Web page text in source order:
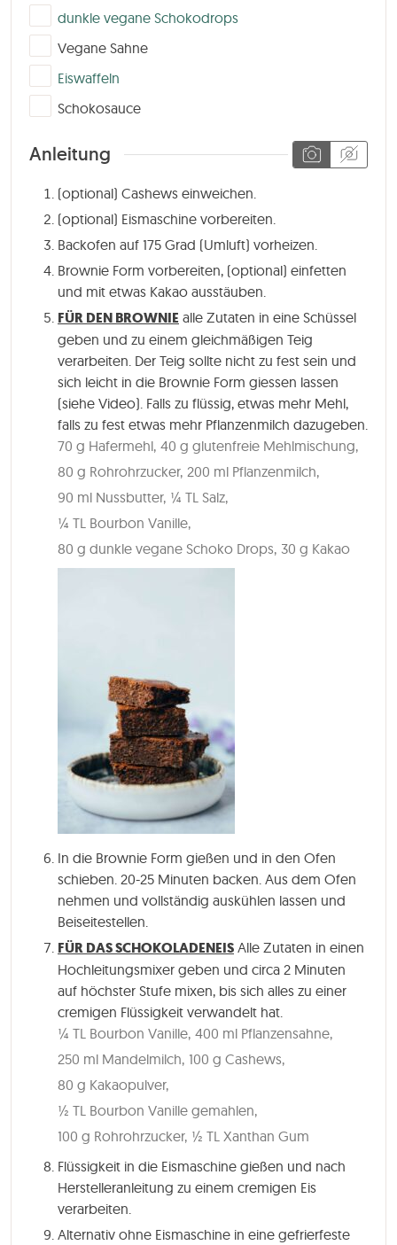
▢
dunkle vegane Schokodrops
▢
Vegane Sahne
▢
Eiswaffeln
▢
Schokosauce
Anleitung
(optional) Cashews einweichen.
(optional) Eismaschine vorbereiten.
Backofen auf 175 Grad (Umluft) vorheizen.
Brownie Form vorbereiten, (optional) einfetten
und mit etwas Kakao ausstäuben.
FÜR DEN BROWNIE alle Zutaten in eine Schüssel
geben und zu einem gleichmäßigen Teig
verarbeiten. Der Teig sollte nicht zu fest sein und
sich leicht in die Brownie Form giessen lassen
(siehe Video). Falls zu flüssig, etwas mehr Mehl,
falls zu fest etwas mehr Pflanzenmilch dazugeben.
70 g Hafermehl, 40 g glutenfreie Mehlmischung,
80 g Rohrohrzucker, 200 ml Pflanzenmilch,
90 ml Nussbutter, ¼ TL Salz,
¼ TL Bourbon Vanille,
80 g dunkle vegane Schoko Drops, 30 g Kakao
In die Brownie Form gießen und in den Ofen
schieben. 20-25 Minuten backen. Aus dem Ofen
nehmen und vollständig auskühlen lassen und
Beiseitestellen.
FÜR DAS SCHOKOLADENEIS Alle Zutaten in einen
Hochleitungsmixer geben und circa 2 Minuten
auf höchster Stufe mixen, bis sich alles zu einer
cremigen Flüssigkeit verwandelt hat.
¼ TL Bourbon Vanille, 400 ml Pflanzensahne,
250 ml Mandelmilch, 100 g Cashews,
80 g Kakaopulver,
½ TL Bourbon Vanille gemahlen,
100 g Rohrohrzucker, ½ TL Xanthan Gum
Flüssigkeit in die Eismaschine gießen und nach
Herstelleranleitung zu einem cremigen Eis
verarbeiten.
Alternativ ohne Eismaschine in eine gefrierfeste